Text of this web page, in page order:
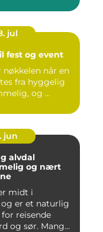
jul
fest og event
nøkkelen når en
fra hyggelig
og ...
jun
alvdal
og nært
midt i
er et naturlig
reisende
og sør. Mange